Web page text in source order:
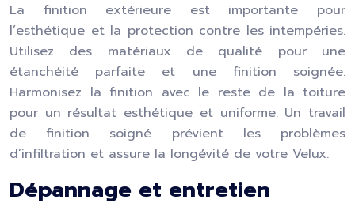
La finition extérieure est importante pour
l’esthétique et la protection contre les intempéries.
Utilisez des matériaux de qualité pour une
étanchéité parfaite et une finition soignée.
Harmonisez la finition avec le reste de la toiture
pour un résultat esthétique et uniforme. Un travail
de finition soigné prévient les problèmes
d’infiltration et assure la longévité de votre Velux.
Dépannage et entretien